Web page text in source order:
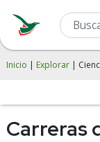
Inicio | Explorar |
Carreras